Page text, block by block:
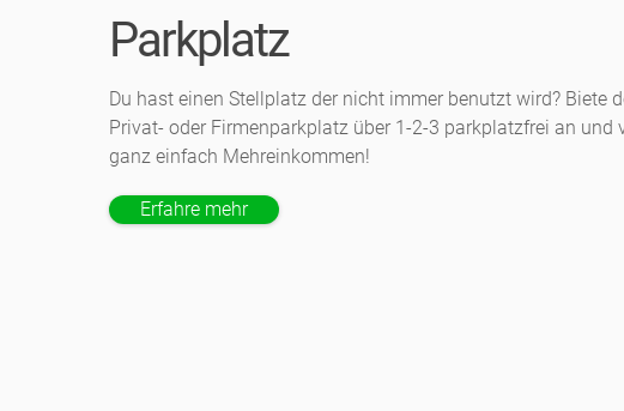
Parkplatz
Du hast einen Stellplatz der nicht immer benutzt wird? Biete
Privat- oder Firmenparkplatz über 1-2-3 parkplatzfrei an und
ganz einfach Mehreinkommen!
Erfahre mehr